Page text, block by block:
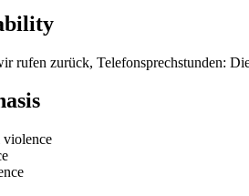
rufen zurück, Telefonsprechstunden:
violence